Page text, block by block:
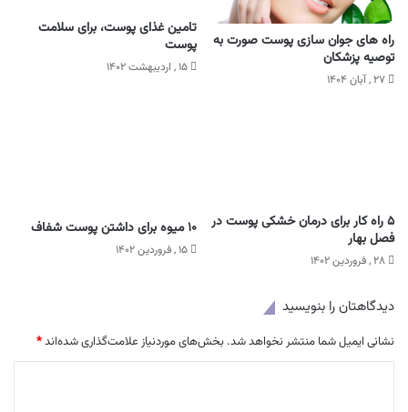
راه های جوان سازی پوست صورت به
توصیه پزشکان
۲۷ , آبان ۱۴۰۴
تامین غذای پوست، برای سلامت
پوست
۱۵ , اردیبهشت ۱۴۰۲
۵ راه کار برای درمان خشکی پوست در
فصل بهار
۲۸ , فروردین ۱۴۰۲
۱۰ میوه برای داشتن پوست شفاف
۱۵ , فروردین ۱۴۰۲
دیدگاهتان را بنویسید
نشانی ایمیل شما منتشر نخواهد شد. بخش‌های موردنیاز علامت‌گذاری شده‌اند*